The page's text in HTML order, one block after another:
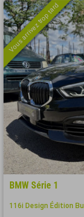
Vous arrivez trop tard
BMW Série 1
116i Design Édition